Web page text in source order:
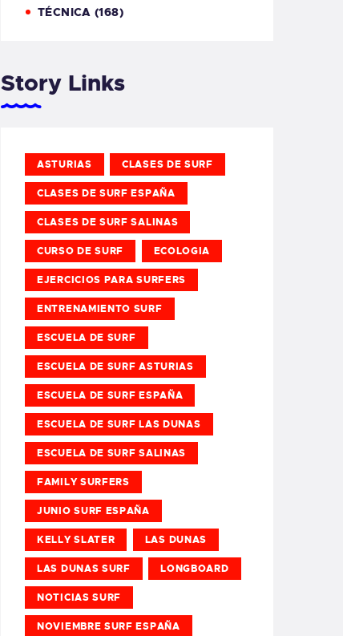
TÉCNICA (168)
Story Links
ASTURIAS CLASES DE SURF
CLASES DE SURF ESPAÑA
CLASES DE SURF SALINAS
CURSO DE SURF ECOLOGIA
EJERCICIOS PARA SURFERS
ENTRENAMIENTO SURF
ESCUELA DE SURF
ESCUELA DE SURF ASTURIAS
ESCUELA DE SURF ESPAÑA
ESCUELA DE SURF LAS DUNAS
ESCUELA DE SURF SALINAS
FAMILY SURFERS
JUNIO SURF ESPAÑA
KELLY SLATER LAS DUNAS
LAS DUNAS SURF LONGBOARD
NOTICIAS SURF
NOVIEMBRE SURF ESPAÑA